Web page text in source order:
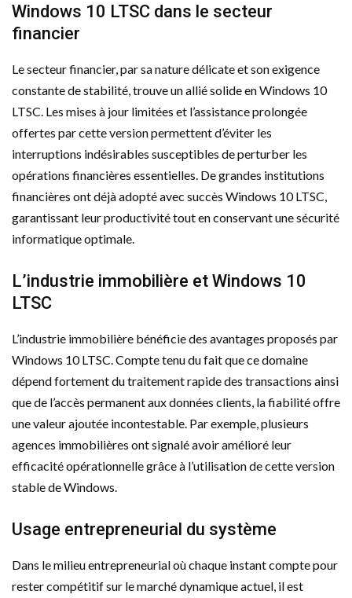
Windows 10 LTSC dans le secteur
financier
Le secteur financier, par sa nature délicate et son exigence
constante de stabilité, trouve un allié solide en Windows 10
LTSC. Les mises à jour limitées et l’assistance prolongée
offertes par cette version permettent d’éviter les
interruptions indésirables susceptibles de perturber les
opérations financières essentielles. De grandes institutions
financières ont déjà adopté avec succès Windows 10 LTSC,
garantissant leur productivité tout en conservant une sécurité
informatique optimale.
L’industrie immobilière et Windows 10
LTSC
L’industrie immobilière bénéficie des avantages proposés par
Windows 10 LTSC. Compte tenu du fait que ce domaine
dépend fortement du traitement rapide des transactions ainsi
que de l’accès permanent aux données clients, la fiabilité offre
une valeur ajoutée incontestable. Par exemple, plusieurs
agences immobilières ont signalé avoir amélioré leur
efficacité opérationnelle grâce à l’utilisation de cette version
stable de Windows.
Usage entrepreneurial du système
Dans le milieu entrepreneurial où chaque instant compte pour
rester compétitif sur le marché dynamique actuel, il est